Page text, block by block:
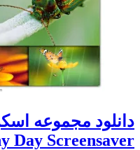
دانلود مجموعه
Day Screensaver